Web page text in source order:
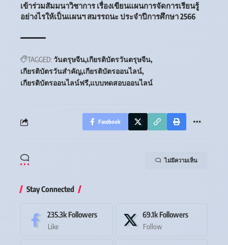
เข้าร่วมสัมมนาวิชาการ เรื่องเขียนแผนการจัดการเรียนรู้
อย่างไรให้เป็นแผนฯ สมรรถนะ ประจำปีการศึกษา 2566
TAGGED: วันตรุษจีน เกียรติบัตรวันตรุษจีน
เกียรติบัตรวันสำคัญ เกียรติบัตรออนไลน์
เกียรติบัตรออนไลน์ฟรี แบบทดสอบออนไลน์
Facebook
ไม่มีความเห็น
Stay Connected
235.3k Followers
Like
69.1k Followers
Follow